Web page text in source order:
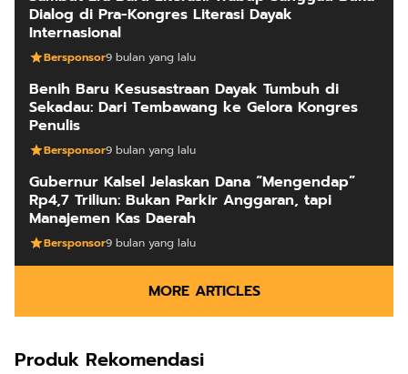
Dialog di Pra-Kongres Literasi Dayak
Internasional
Bersponsor9 bulan yang lalu
Benih Baru Kesusastraan Dayak Tumbuh di
Sekadau: Dari Tembawang ke Gelora Kongres
Penulis
Bersponsor9 bulan yang lalu
Gubernur Kalsel Jelaskan Dana “Mengendap”
Rp4,7 Triliun: Bukan Parkir Anggaran, tapi
Manajemen Kas Daerah
Bersponsor9 bulan yang lalu
MORE ARTICLES
Produk Rekomendasi